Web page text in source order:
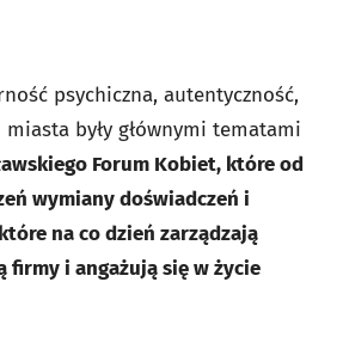
psychiczna, autentyczność,
były głównymi tematami
Forum Kobiet, które od
wymiany doświadczeń i
na co dzień zarządzają
firmy i angażują się w życie